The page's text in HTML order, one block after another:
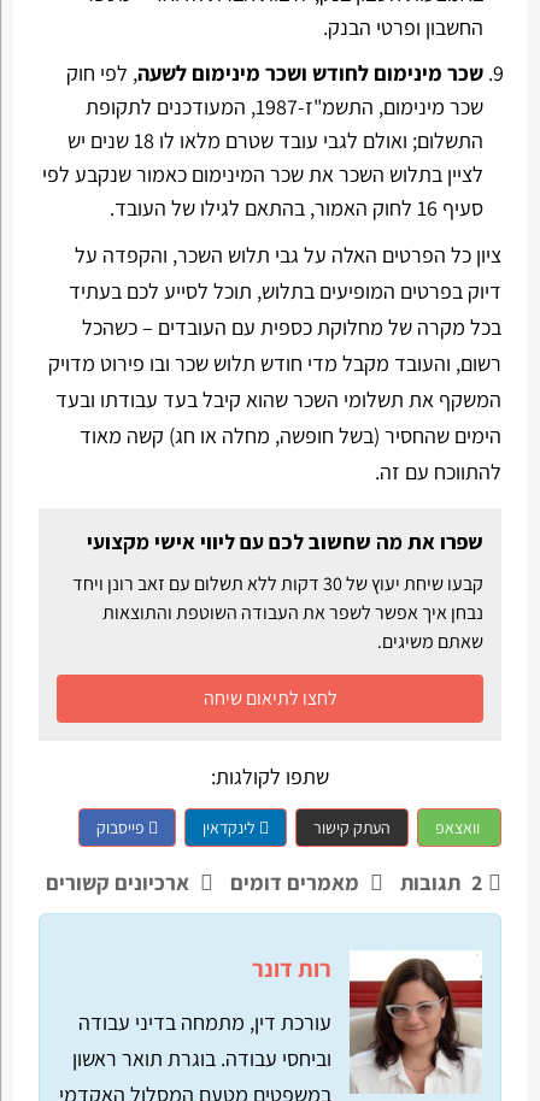
החשבון ופרטי הבנק.
שכר מינימום לחודש ושכר מינימום לשעה, לפי חוק
שכר מינימום, התשמ"ז-1987, המעודכנים לתקופת
התשלום; ואולם לגבי עובד שטרם מלאו לו 18 שנים יש
לציין בתלוש השכר את שכר המינימום כאמור שנקבע לפי
סעיף 16 לחוק האמור, בהתאם לגילו של העובד.
ציון כל הפרטים האלה על גבי תלוש השכר, והקפדה על
דיוק בפרטים המופיעים בתלוש, תוכל לסייע לכם בעתיד
בכל מקרה של מחלוקת כספית עם העובדים – כשהכל
רשום, והעובד מקבל מדי חודש תלוש שכר ובו פירוט מדויק
המשקף את תשלומי השכר שהוא קיבל בעד עבודתו ובעד
הימים שהחסיר (בשל חופשה, מחלה או חג) קשה מאוד
להתווכח עם זה.
שפרו את מה שחשוב לכם עם ליווי אישי מקצועי
קבעו שיחת יעוץ של 30 דקות ללא תשלום עם זאב רונן ויחד
נבחן איך אפשר לשפר את העבודה השוטפת והתוצאות
שאתם משיגים.
לחצו לתיאום שיחה
שתפו לקולגות:
וואצאפ העתק קישור לינקדאין פייסבוק
2 תגובות מאמרים דומים ארכיונים קשורים
רות דונר
עורכת דין, מתמחה בדיני עבודה
וביחסי עבודה. בוגרת תואר ראשון
במשפטים מטעם המסלול האקדמי